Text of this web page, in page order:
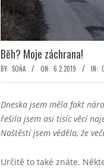
Běh? Moje záchrana!
BY: SOŇA ON: 6.2.2019 IN:
Dneska jsem měla fakt
řešila jsem asi tisíc věcí
Naštěstí jsem věděla, že
Určitě to také znáte.